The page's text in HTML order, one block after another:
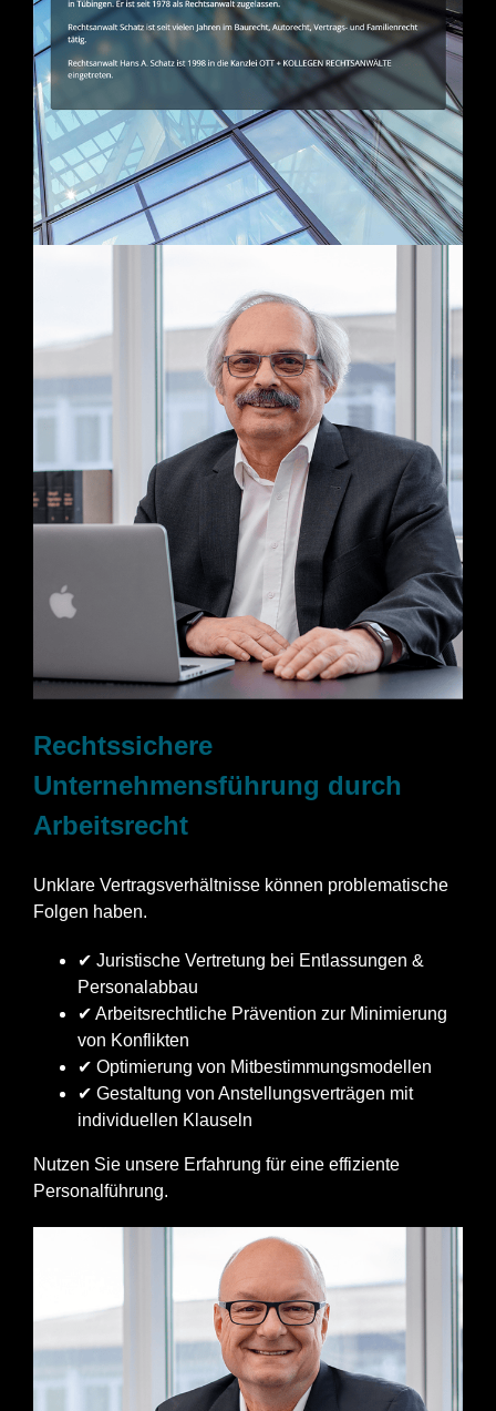
Rechtssichere
Unternehmensführung durch
Arbeitsrecht
Unklare Vertragsverhältnisse können problematische
Folgen haben.
✔ Juristische Vertretung bei Entlassungen &
Personalabbau
✔ Arbeitsrechtliche Prävention zur Minimierung
von Konflikten
✔ Optimierung von Mitbestimmungsmodellen
✔ Gestaltung von Anstellungsverträgen mit
individuellen Klauseln
Nutzen Sie unsere Erfahrung für eine effiziente
Personalführung.